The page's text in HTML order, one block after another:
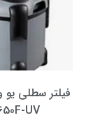
فیلتر سطلی یو
UV